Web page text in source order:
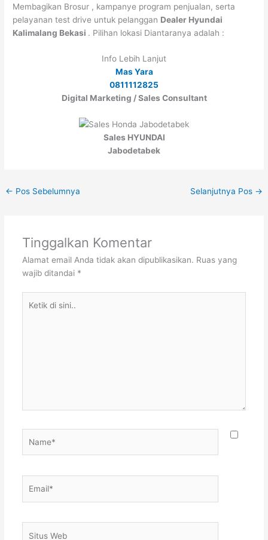
Membagikan Brosur , kampanye program penjualan, serta
pelayanan test drive untuk pelanggan Dealer Hyundai
Kalimalang Bekasi . Pilihan lokasi Diantaranya adalah :
Info Lebih Lanjut
Mas Yara
0811112825
Digital Marketing / Sales Consultant
Sales HYUNDAI
Jabodetabek
← Pos Sebelumnya Selanjutnya Pos →
Tinggalkan Komentar
Alamat email Anda tidak akan dipublikasikan. Ruas yang
wajib ditandai *